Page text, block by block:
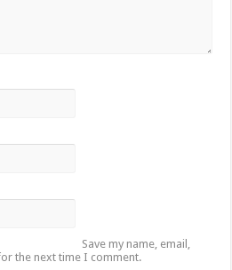
Save my name, email,
the next time I comment.